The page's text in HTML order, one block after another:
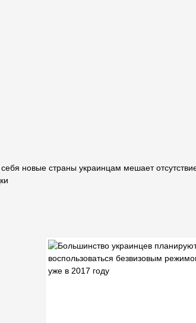
новые страны украинцам мешает